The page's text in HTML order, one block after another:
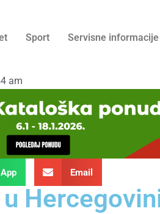
Sport Servisne informacije
am
Email